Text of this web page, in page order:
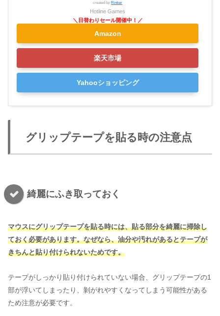
created by Rinker
Hotline Games
Amazon
楽天市場
Yahooショッピング
グリップテープを貼る時の注意点
綺麗にふき取っておく
マウスにグリップテープを貼る時には、貼る部分を綺麗に掃除し
ておく必要があります。なぜなら、油分や汚れがあるとテープが
きちんと貼り付けられないためです。
テープがしっかり貼り付けられていない場合、グリップテープの1
部が浮いてしまったり、剝がれやすくなってしまう可能性がある
ため注意が必要です。